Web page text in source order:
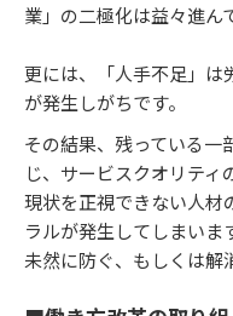
業」の二極化は益々進ん
更には、「人手不足」は
が発生しがちです。
その結果、残っている一
じ、サービスクオリテ
現状を正視できない人材
ラルが発生してしまいま
未然に防ぐ、もしくは解